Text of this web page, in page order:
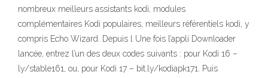
nombreux meilleurs assistants kodi, modules
complémentaires Kodi populaires, meilleurs référentiels kodi, y
compris Echo Wizard. Depuis l Une fois l’appli Downloader
lancée, entrez l’un des deux codes suivants : pour Kodi 16 –
ly/stable161, ou, pour Kodi 17 – bit.ly/kodiapk171. Puis